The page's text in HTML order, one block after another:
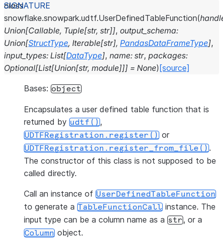
class
snowflake.snowpark.udtf.UserDefinedTableFunction(
Union[Callable, Tuple[str, str]], output_schema:
Union[StructType, Iterable[str], PandasDataFrameType],
input_types: List[DataType], name: str, packages:
Optional[List[Union[str, module]]] = None) [source]
Bases: object
Encapsulates a user defined table function that is
returned by udtf(),
UDTFRegistration.register() or
UDTFRegistration.register_from_file().
The constructor of this class is not supposed to be
called directly.
Call an instance of UserDefinedTableFunction
to generate a TableFunctionCall instance. The
input type can be a column name as a str, or a
Column object.